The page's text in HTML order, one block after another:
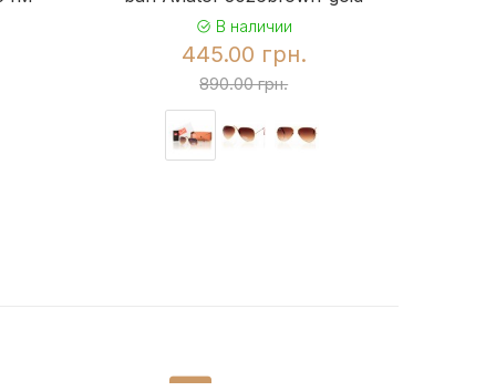
В наличии
445.00 грн.
890.00 грн.